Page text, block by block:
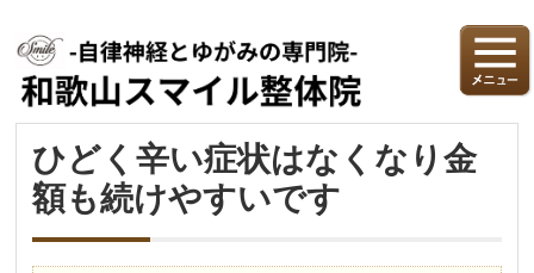
ひどく辛い症状はなくなり金
額も続けやすいです